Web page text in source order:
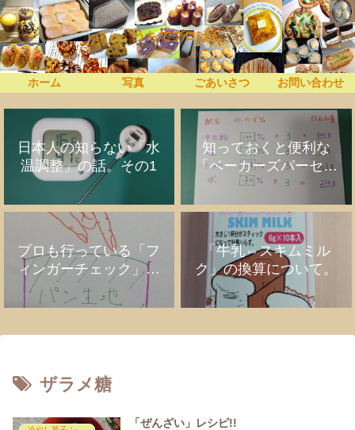
うちでプロぱん
ホーム 写真 ごあいさつ お問い合わせ
日本人の知らない「水
温調整」の話。その1
知っておくと便利な
「ベーカーズパーセン
ト」の話
プロも行っている「フ
ィンガーチェック」の
話。
「牛乳⇔スキムミル
ク」の換算について。
ザラメ糖
「ぜんざい」レシピ!!